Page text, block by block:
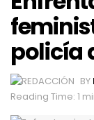
policía
BY
Reading Time: 1